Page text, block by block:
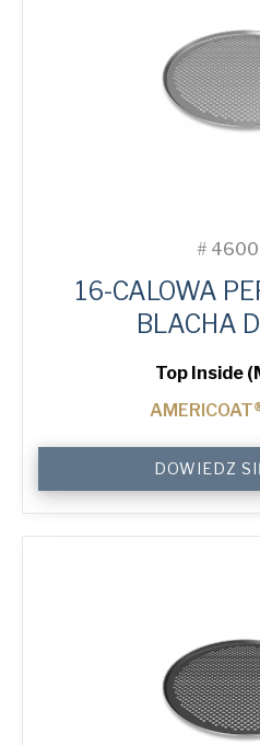
#
16-CALOWA
BLACHA
Top Inside
Pizza
Tray
quantity
DOWIEDZ